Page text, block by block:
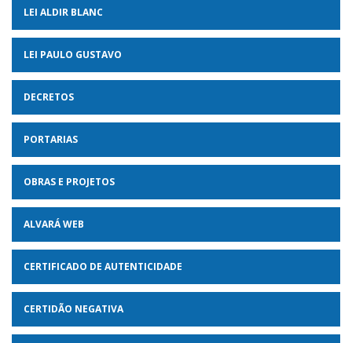
LEI ALDIR BLANC
LEI PAULO GUSTAVO
DECRETOS
PORTARIAS
OBRAS E PROJETOS
ALVARÁ WEB
CERTIFICADO DE AUTENTICIDADE
CERTIDÃO NEGATIVA